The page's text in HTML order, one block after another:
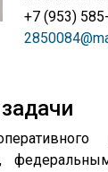
+7 (953)